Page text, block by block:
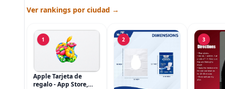
Ver rankings por ciudad →
1
Apple Tarjeta de
regalo - App Store,
2 3